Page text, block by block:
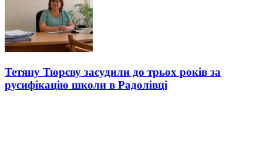
Тетяну Тюрєву засудили до трьох років за
русифікацію школи в Радолівці